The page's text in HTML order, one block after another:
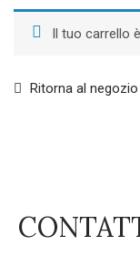
Il tuo carrello
Ritorna al negozio